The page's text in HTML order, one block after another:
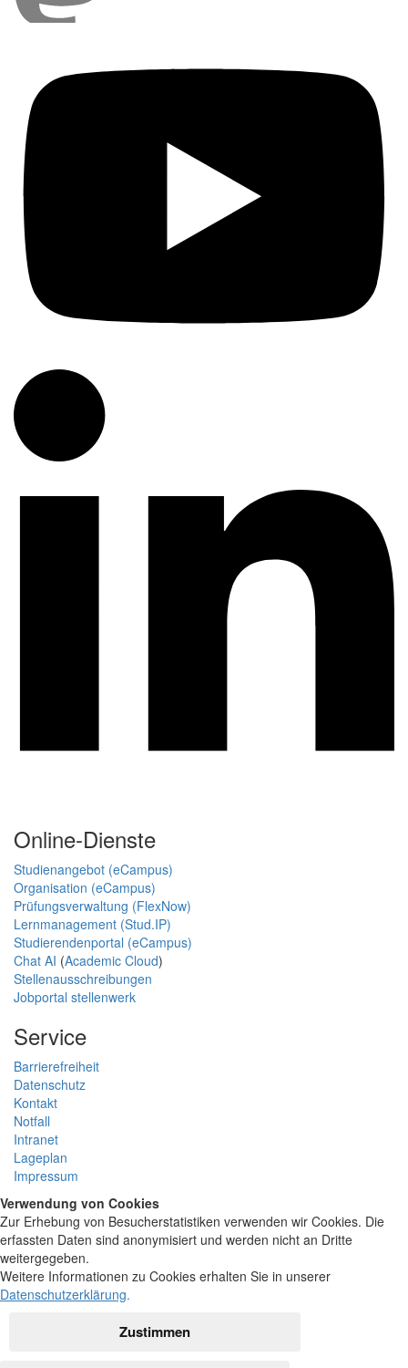
Online-Dienste
Studienangebot (eCampus)
Organisation (eCampus)
Prüfungsverwaltung (FlexNow)
Lernmanagement (Stud.IP)
Studierendenportal (eCampus)
Chat AI (Academic Cloud)
Stellenausschreibungen
Jobportal stellenwerk
Service
Barrierefreiheit
Datenschutz
Kontakt
Notfall
Intranet
Lageplan
Impressum
Verwendung von Cookies
Zur Erhebung von Besucherstatistiken verwenden wir Cookies. Die
erfassten Daten sind anonymisiert und werden nicht an Dritte
weitergegeben.
Weitere Informationen zu Cookies erhalten Sie in unserer
Datenschutzerklärung.
Zustimmen